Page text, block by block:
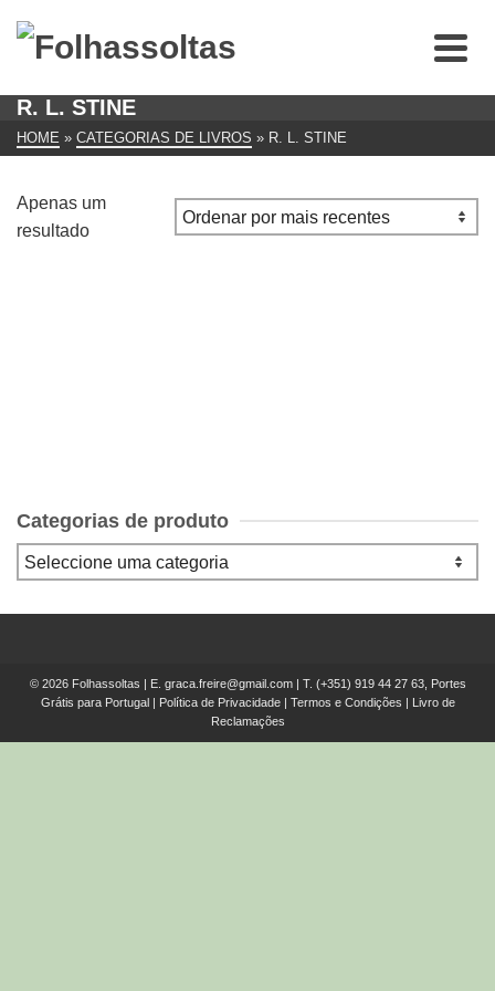
R. L. STINE
HOME » CATEGORIAS DE LIVROS » R. L. STINE
Apenas um
resultado
Categorias de produto
© 2026 Folhassoltas | E. graca.freire@gmail.com| T. (+351) 919 44 27 63, Portes
Grátis para Portugal
Política de Privacidade| Termos e Condições
Livro de
Reclamações